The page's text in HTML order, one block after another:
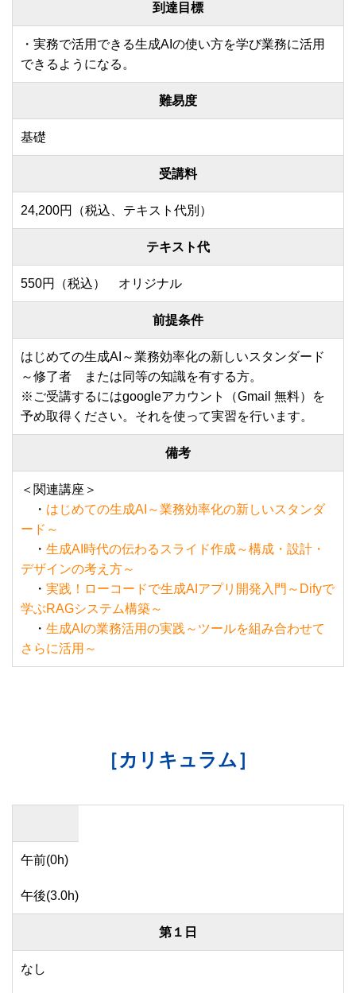
到達目標
・実務で活用できる生成AIの使い方を学び業務に活用
できるようになる。
難易度
基礎
受講料
24,200円（税込、テキスト代別）
テキスト代
550円（税込） オリジナル
前提条件
はじめての生成AI～業務効率化の新しいスタンダード
～修了者 または同等の知識を有する方。
※ご受講するにはgoogleアカウント（Gmail 無料）を
予め取得ください。それを使って実習を行います。
備考
＜関連講座＞
・ はじめての生成AI～業務効率化の新しいスタンダ
ード～
・ 生成AI時代の伝わるスライド作成～構成・設計・
デザインの考え方～
・ 実践！ローコードで生成AIアプリ開発入門～Difyで
学ぶRAGシステム構築～
・ 生成AIの業務活用の実践～ツールを組み合わせて
さらに活用～
［カリキュラム］
午前(0h)
午後(3.0h)
第１日
なし